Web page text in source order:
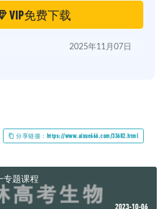
VIP免费下载
2025年11月07日
分享链接：https://www.aixue666.com/33682.html
专题课程
2023-10-06